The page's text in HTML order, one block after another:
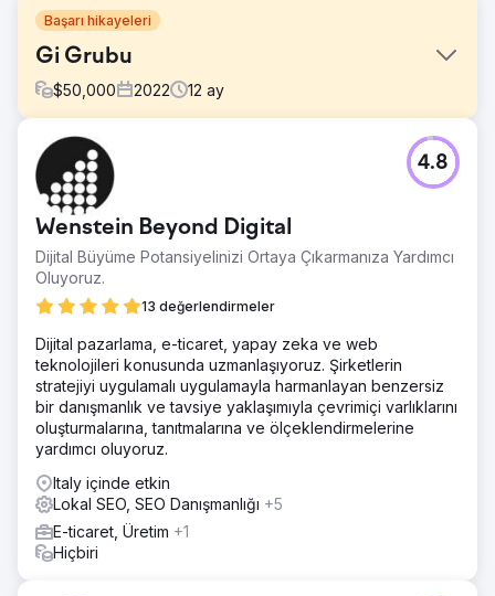
Başarı hikayeleri
Gi Grubu
$50,000 2022 12 ay
Meydan Okuma
Daha düşük CPL'lerle potansiyel müşteri (başvurular ve
kayıtlar) sayısını artırmak için sıralamayı ve organik trafiği
iyileştirin. İşle ilgili bilgilendirici aramalar için sıralamayı
iyileştirin Google Jobs'ta görünürlüğü güçlendirin. Coğrafi
aramalarla ilgili tüm sorgular için SERP'lerdeki varlığınızı
güçlendirin.
Çözüm
iyileştirmeyi yeni SEO mimarisiyle başardık. İndeksleme
sürecini hızlandırdık ve Google Jobs'ta günlük olarak
görünme olasılığını artırdık. Bilgilendirici içerik, Gi Group'un
bilgilendirici aramalara başkanlık etmesine ve organik
trafiği artırmasına olanak sağladı.
+%20 organik trafik +%7 Başvuru +%5 Kayıt +%130
Görünürlük endeksi +%80 İlk 10'daki Anahtar Kelimeler
Wenstein Beyond Digital
Dijital Büyüme Potansiyelinizi Ortaya Çıkarmanıza Yardımcı
Oluyoruz.
13 değerlendirmeler
4.8
Dijital pazarlama, e-ticaret, yapay zeka ve web
teknolojileri konusunda uzmanlaşıyoruz. Şirketlerin
stratejiyi uygulamalı uygulamayla harmanlayan benzersiz
bir danışmanlık ve tavsiye yaklaşımıyla çevrimiçi varlıklarını
oluşturmalarına, tanıtmalarına ve ölçeklendirmelerine
yardımcı oluyoruz.
Italy içinde etkin
Lokal SEO, SEO Danışmanlığı +5
E-ticaret, Üretim +1
Hiçbiri